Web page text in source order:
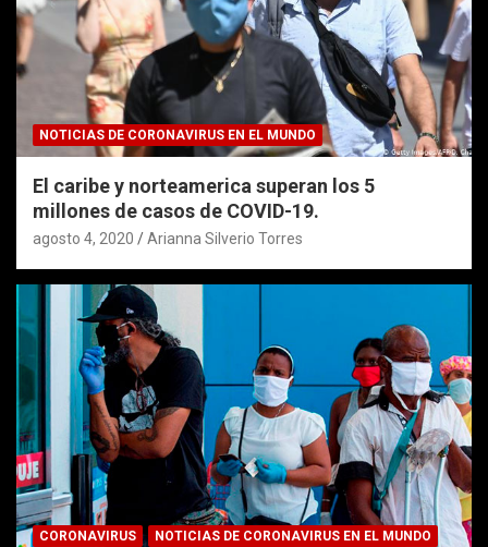
NOTICIAS DE CORONAVIRUS EN EL MUNDO
El caribe y norteamerica superan los 5
millones de casos de COVID-19.
agosto 4, 2020 Arianna Silverio Torres
CORONAVIRUS NOTICIAS DE CORONAVIRUS EN EL MUNDO